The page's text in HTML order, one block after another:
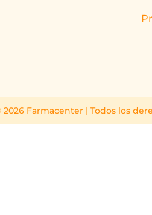
2026 Farmacenter | Todos los